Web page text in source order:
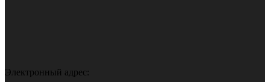
Электронный адрес: